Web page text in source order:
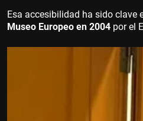
Esa accesibilidad ha sido clave
Museo Europeo en 2004 por el